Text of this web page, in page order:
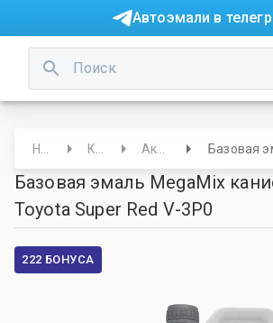
Автоэмали в
Базовая эмаль MegaMix
Toyota Super Red V-3P0
222 БОНУСА